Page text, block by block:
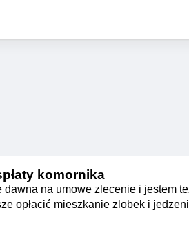
komornika
na umowe zlecenie i jestem
opłacić mieszkanie zlobek i